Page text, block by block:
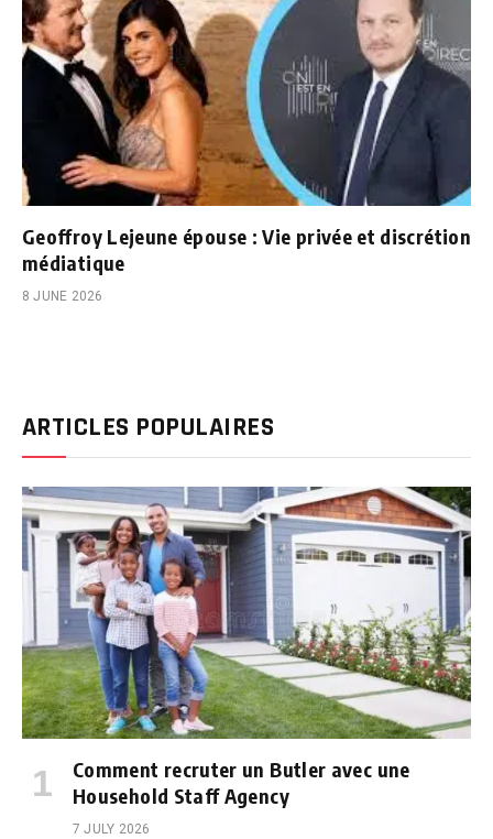
Geoffroy Lejeune épouse : Vie privée et discrétion
médiatique
8 JUNE 2026
ARTICLES POPULAIRES
Comment recruter un Butler avec une
Household Staff Agency
7 JULY 2026